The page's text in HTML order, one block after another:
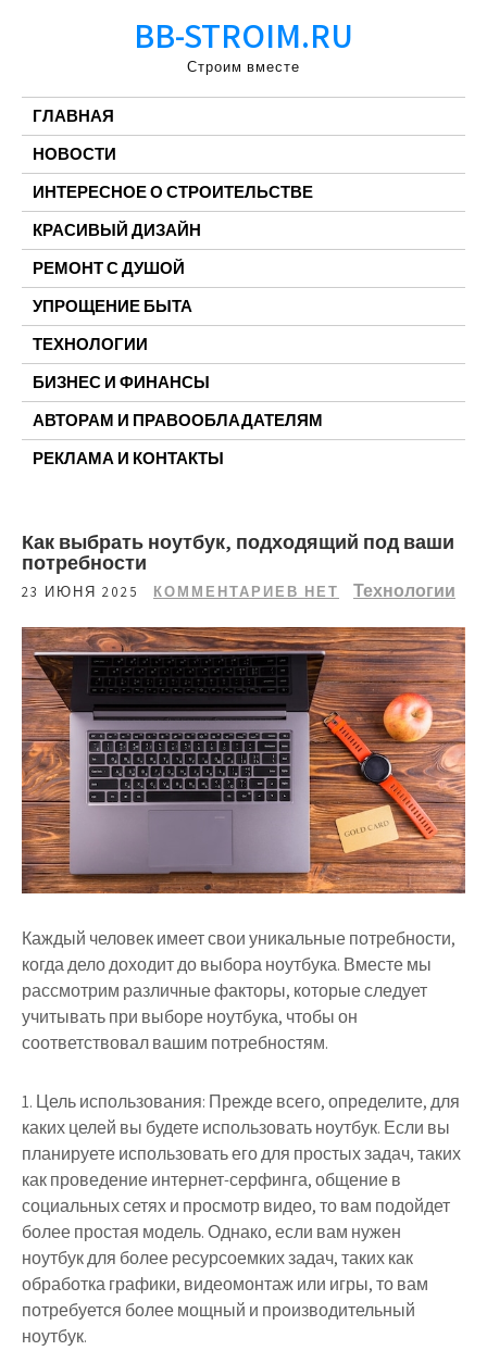
BB-STROIM.RU
Строим вместе
ГЛАВНАЯ
НОВОСТИ
ИНТЕРЕСНОЕ О СТРОИТЕЛЬСТВЕ
КРАСИВЫЙ ДИЗАЙН
РЕМОНТ С ДУШОЙ
УПРОЩЕНИЕ БЫТА
ТЕХНОЛОГИИ
БИЗНЕС И ФИНАНСЫ
АВТОРАМ И ПРАВООБЛАДАТЕЛЯМ
РЕКЛАМА И КОНТАКТЫ
Как выбрать ноутбук, подходящий под ваши
потребности
23 ИЮНЯ 2025 КОММЕНТАРИЕВ НЕТ Технологии
Каждый человек имеет свои уникальные потребности,
когда дело доходит до выбора ноутбука. Вместе мы
рассмотрим различные факторы, которые следует
учитывать при выборе ноутбука, чтобы он
соответствовал вашим потребностям.
1. Цель использования: Прежде всего, определите, для
каких целей вы будете использовать ноутбук. Если вы
планируете использовать его для простых задач, таких
как проведение интернет-серфинга, общение в
социальных сетях и просмотр видео, то вам подойдет
более простая модель. Однако, если вам нужен
ноутбук для более ресурсоемких задач, таких как
обработка графики, видеомонтаж или игры, то вам
потребуется более мощный и производительный
ноутбук.